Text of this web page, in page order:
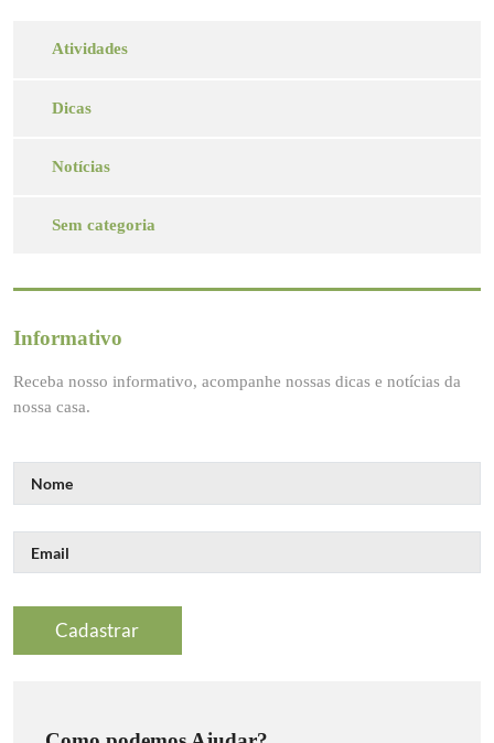
Atividades
Dicas
Notícias
Sem categoria
Informativo
Receba nosso informativo, acompanhe nossas dicas e notícias da
nossa casa.